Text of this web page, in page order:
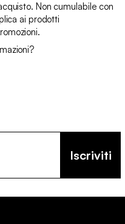
Non cumulabile con
ai prodotti
Iscriviti